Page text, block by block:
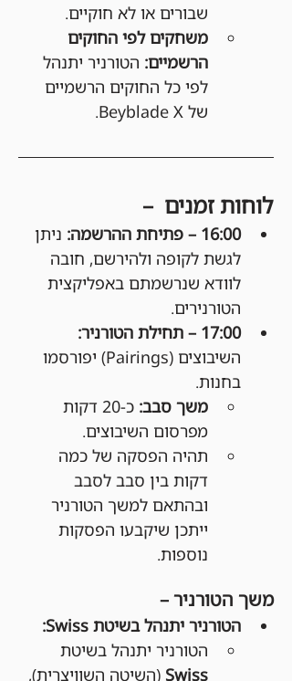
שבורים או לא חוקיים.
משחקים לפי החוקים
הרשמיים: הטורניר יתנהל
לפי כל החוקים הרשמיים
של Beyblade X.
לוחות זמנים  –
16:00 – פתיחת ההרשמה:
ניתן
לגשת לקופה ולהירשם, חובה
לוודא שנרשמתם באפליקצית
הטורנירים.
17:00 – תחילת הטורניר:
השיבוצים (Pairings) יפורסמו
בחנות.
משך סבב:
כ-20 דקות
מפרסום השיבוצים.
תהיה הפסקה של כמה
דקות בין סבב לסבב
ובהתאם למשך הטורניר
ייתכן שיקבעו הפסקות
נוספות.
משך הטורניר –
הטורניר יתנהל בשיטת Swiss:
הטורניר יתנהל בשיטת
Swiss (השיטה השוויצרית),